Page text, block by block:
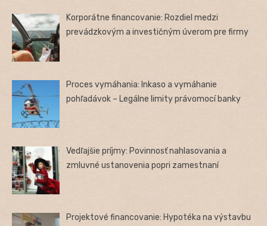
Korporátne financovanie: Rozdiel medzi
prevádzkovým a investičným úverom pre firmy
Proces vymáhania: Inkaso a vymáhanie
pohľadávok – Legálne limity právomocí banky
Vedľajšie príjmy: Povinnosť nahlasovania a
zmluvné ustanovenia popri zamestnaní
Projektové financovanie: Hypotéka na výstavbu